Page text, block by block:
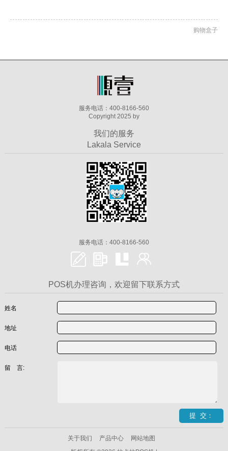
购物盒子
服务电话：400-8166-560
Copyright 2025 by
我们的服务
Lakala Service
服务电话：400-8166-560
POS机办理咨询，欢迎留下联系方式
姓名
地址
电话
留 言:
关于我们 产品中心
网站地图